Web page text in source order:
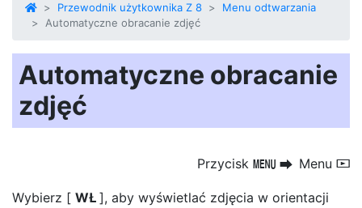
Przewodnik użytkownika Z 8
Menu odtwarzania
Automatyczne obracanie zdjęć
Automatyczne obracanie
zdjęć
Przycisk G U Menu D
Wybierz [ WŁ ], aby wyświetlać zdjęcia w orientacji